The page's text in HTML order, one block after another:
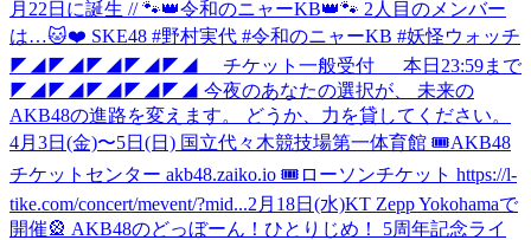
月22日に誕生 // 🐾👑令和のニャーKB👑🐾 2人目のメンバー
は…🐱❤️ SKE48 #野村実代 #令和のニャーKB #妖怪ウォッチ
◤◢◤◢◤◢◤◢◤◢ チケット一般受付 本日23:59まで
◤◢◤◢◤◢◤◢◤◢ 今夜のあなたの選択が、 未来の
AKB48の進路を変えます。 どうか、力を貸してください。
4月3日(金)〜5日(日) 国立代々木競技場第一体育館 🎟AKB48
チケットセンター akb48.zaiko.io 🎟ローソンチケット https://l-
tike.com/concert/mevent/?mid...2月18日(水)KT Zepp Yokohamaで
開催🎡 AKB48のどっぼーん！ひとりじめ！ 5周年記念ライ